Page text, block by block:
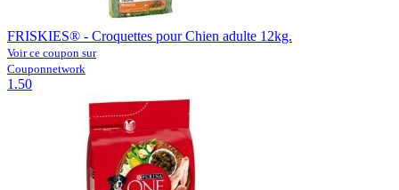
FRISKIES® - Croquettes pour Chien adulte 12kg.
Voir ce coupon sur
Couponnetwork
1.50